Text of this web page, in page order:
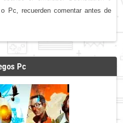
Pc, recuerden comentar antes de
Pc